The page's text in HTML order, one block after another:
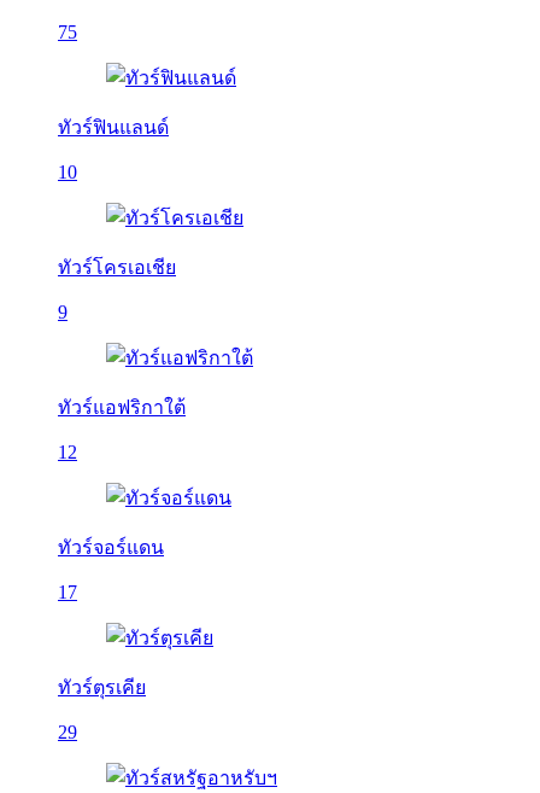
75
ทัวร์ฟินแลนด์
10
ทัวร์โครเอเชีย
9
ทัวร์แอฟริกาใต้
12
ทัวร์จอร์แดน
17
ทัวร์ตุรเคีย
29